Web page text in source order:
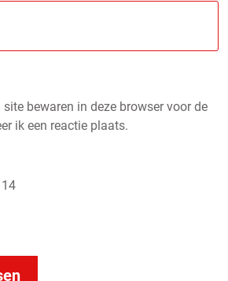
bewaren in deze browser voor de
ik een reactie plaats.
14